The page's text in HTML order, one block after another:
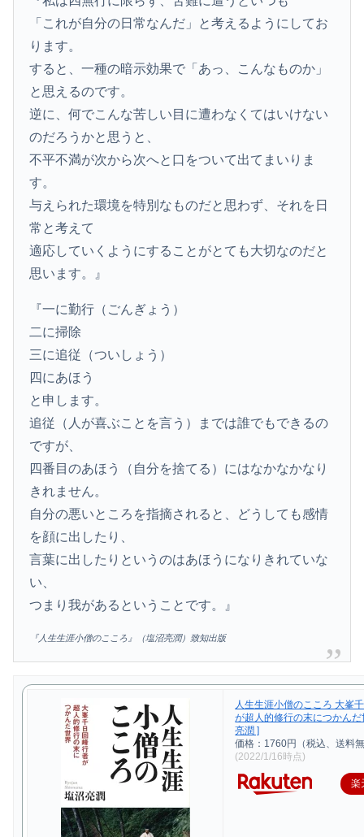
「これが自分の日常なんだ」と考えるようにしてお
ります。
すると、一種の暗示効果で「あっ、こんなものか」
と思えるのです。
逆に、何でこんな苦しい目に遭わなくてはいけない
のだろうかと思うと、
不平不満が次から次へと口をついて出てまいりま
す。
与えられた環境を特別なものだと思わず、それを日
常と考えて
適応していくようにすることがとても大切なのだと
思います。』
『一に勤行（ごんぎょう）
二に掃除
三に追従（ついしょう）
四にあほう
と申します。
追従（人が喜ぶことを言う）までは誰でもできるの
ですが、
四番目のあほう（自分を捨てる）にはなかなかなり
きれません。
自分の悪いところを指摘されると、どうしても感情
を顔に出したり、
言葉に出したりというのはあほうになりきれていな
い、
つまり我があるということです。』
『人生生涯小僧のこころ』（塩沼亮潤）致知出版
人生生涯小僧のこころ 大峯
が超人的修行の末につかんだ
亮潤 ]
価格：1760円（税込、送料
(2022/1/16時点)
楽